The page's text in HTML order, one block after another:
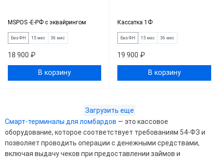
MSPOS -Е-РФ с эквайрингом
Без ФН 15 мес 36 мес
18 900 ₽
В корзину
Кассатка 1Ф
Без ФН 15 мес 36 мес
19 900 ₽
В корзину
Загрузить еще
Смарт-терминалы для ломбардов — это кассовое
оборудование, которое соответствует требованиям 54-ФЗ и
позволяет проводить операции с денежными средствами,
включая выдачу чеков при предоставлении займов и